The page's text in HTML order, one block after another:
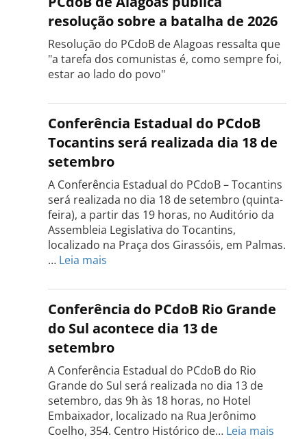
resolução sobre a batalha de 2026
Resolução do PCdoB de Alagoas ressalta que
"a tarefa dos comunistas é, como sempre foi,
estar ao lado do povo"
Conferência Estadual do PCdoB
Tocantins será realizada dia 18 de
setembro
A Conferência Estadual do PCdoB – Tocantins
será realizada no dia 18 de setembro (quinta-
feira), a partir das 19 horas, no Auditório da
Assembleia Legislativa do Tocantins,
localizado na Praça dos Girassóis, em Palmas.
… Leia mais
Estadual
do
PCdoB
Tocantins
será
realizada
dia
18
de
setembro
Conferência do PCdoB Rio Grande
do Sul acontece dia 13 de
setembro
A Conferência Estadual do PCdoB do Rio
Grande do Sul será realizada no dia 13 de
setembro, das 9h às 18 horas, no Hotel
Embaixador, localizado na Rua Jerônimo
Coelho, 354. Centro Histórico de… Leia mais